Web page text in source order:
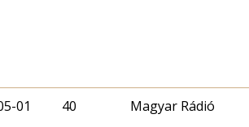
01 40 Magyar Rádió